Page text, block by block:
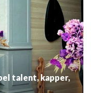
talent, kapper,